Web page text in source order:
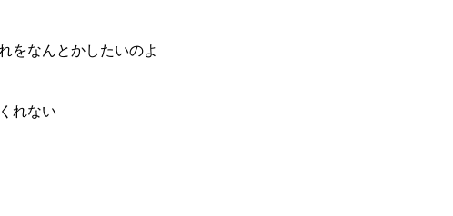
をなんとかしたいのよ
れない